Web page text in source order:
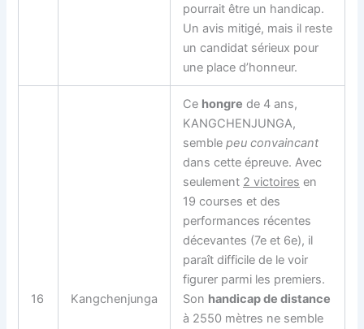
pourrait être un handicap.
Un avis mitigé, mais il reste
un candidat sérieux pour
une place d’honneur.
16 Kangchenjunga
Ce hongre de 4 ans,
KANGCHENJUNGA,
semblepeu convaincant
dans cette épreuve. Avec
seulement 2 victoires en
19 courses et des
performances récentes
décevantes (7e et 6e), il
paraît difficile de le voir
figurer parmi les premiers.
Son handicap de distance
à 2550 mètres ne semble